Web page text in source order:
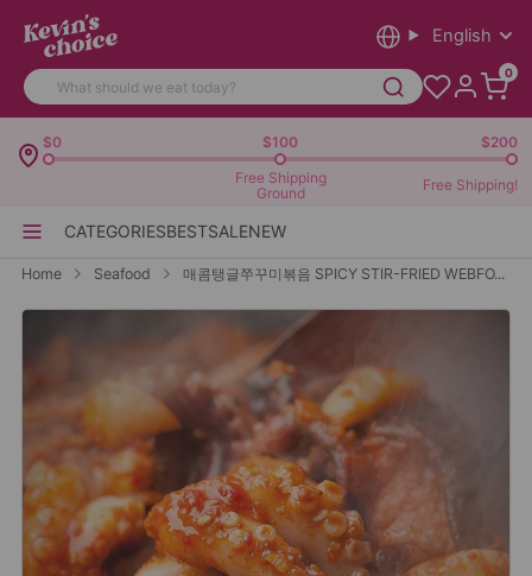
English
0
CATEGORIESBESTSALENEW
$0 $100
$200
Free Shipping
Ground
Free Shipping!
Home Seafood 매콤탱글쭈꾸미볶음 SPICY STIR-FRIED WEBFO...